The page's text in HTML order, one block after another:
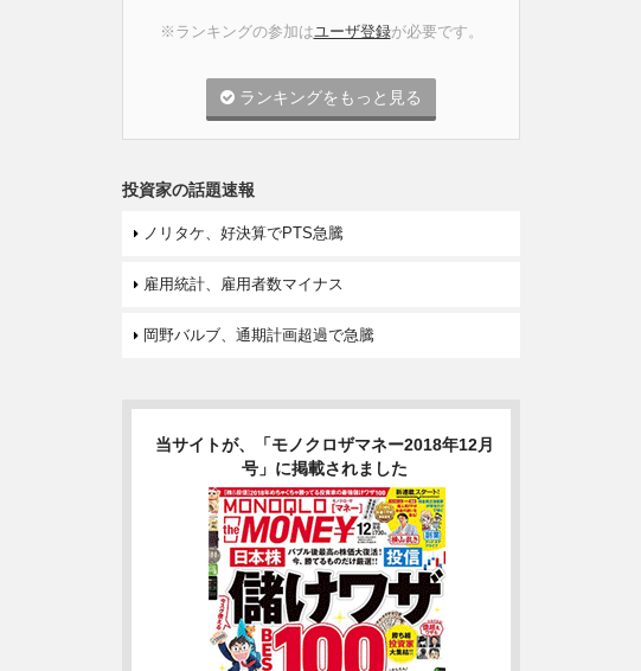
※ランキングの参加はユーザ登録が必要です。
ランキングをもっと見る
投資家の話題速報
ノリタケ、好決算でPTS急騰
雇用統計、雇用者数マイナス
岡野バルブ、通期計画超過で急騰
当サイトが、「モノクロザマネー2018年12月
号」に掲載されました